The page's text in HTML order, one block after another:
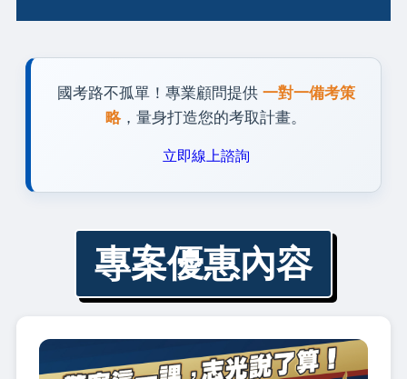
國考路不孤單！專業顧問提供 一對一備考策
略，量身打造您的考取計畫。
立即線上諮詢
專案優惠內容